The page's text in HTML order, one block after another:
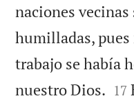
naciones
humilladas, pues
trabajo se había
nuestro Dios. 

17